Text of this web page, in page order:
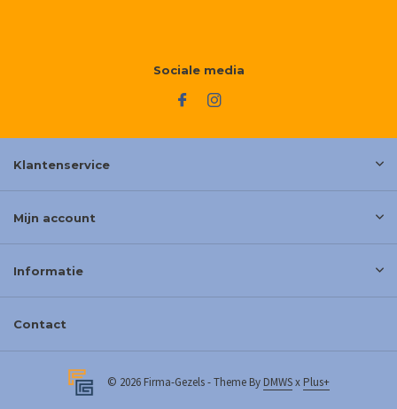
Sociale media
Klantenservice
Mijn account
Informatie
Contact
© 2026 Firma-Gezels - Theme By DMWSx Plus+